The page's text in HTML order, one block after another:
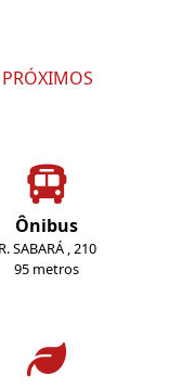
Ônibus
R. SABARÁ , 210
95 metros